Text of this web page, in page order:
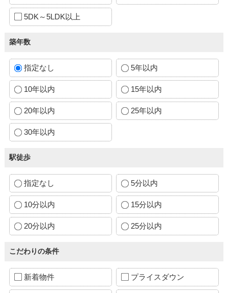
5DK～5LDK以上
築年数
指定なし 5年以内
10年以内 15年以内
20年以内 25年以内
30年以内
駅徒歩
指定なし 5分以内
10分以内 15分以内
20分以内 25分以内
こだわりの条件
新着物件 プライスダウン